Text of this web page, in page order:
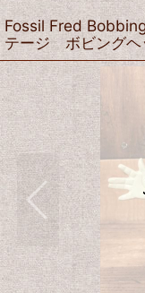
Fossil Fred
テージ ボビング